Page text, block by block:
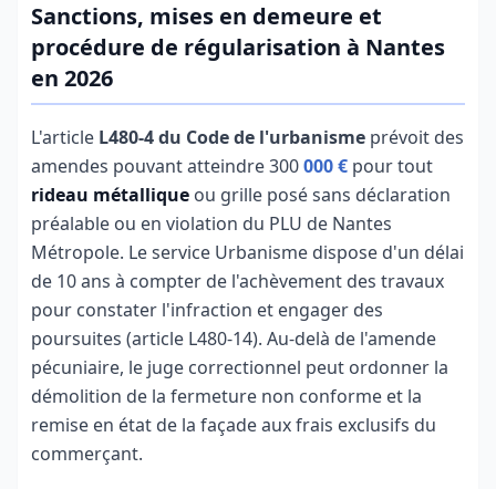
Sanctions, mises en demeure et
procédure de régularisation à Nantes
en 2026
L'article L480-4 du Code de l'urbanisme prévoit des
amendes pouvant atteindre 300000 € pour tout
rideau métallique ou grille posé sans déclaration
préalable ou en violation du PLU de Nantes
Métropole. Le service Urbanisme dispose d'un délai
de 10 ans à compter de l'achèvement des travaux
pour constater l'infraction et engager des
poursuites (article L480-14). Au-delà de l'amende
pécuniaire, le juge correctionnel peut ordonner la
démolition de la fermeture non conforme et la
remise en état de la façade aux frais exclusifs du
commerçant.